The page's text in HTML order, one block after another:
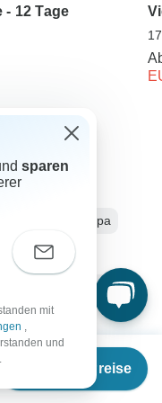
Termine & Preise
12 Tage
in Europa
Busreise
sparen
mit
,
und